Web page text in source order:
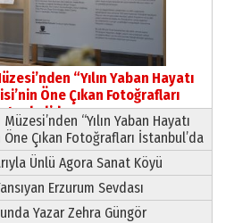
Sebahattin Şirin’e
“Yılın Yaban Hayatı
Öne Çıkan Fotoğrafları
“Yılın Yaban Hayatı
Öne Çıkan Fotoğrafları İstanbul’da
Ünlü Agora Sanat Köyü
Erzurum Sevdası
Yazar Zehra Güngör